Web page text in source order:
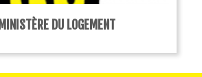
DU LOGEMENT